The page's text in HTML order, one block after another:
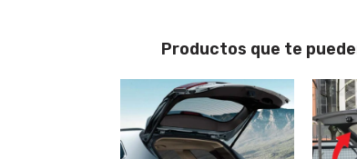
Productos que te